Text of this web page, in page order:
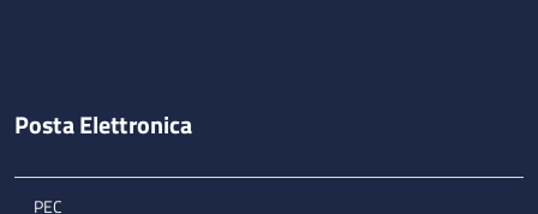
Posta Elettronica
PEC